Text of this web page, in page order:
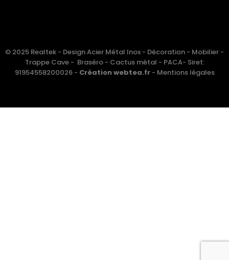
© 2025 Realtek - Design Acier Métal Inox - Décoration - Mobilier -
Trappe Cave - Braséro - Cactus métal - PACA- Siret:
91954558200026 - Création webtea.fr- Mentions légales